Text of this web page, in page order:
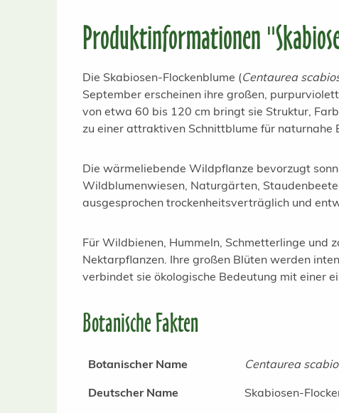
Produktinformationen
Die Skabiosen-Flockenblume (Centaurea
September erscheinen ihre großen,
von etwa 60 bis 120 cm bringt sie Struktur,
zu einer attraktiven Schnittblume für naturnahe
Die wärmeliebende Wildpflanze bevorzugt
Wildblumenwiesen, Naturgärten,
ausgesprochen trockenheitsverträglich und
Für Wildbienen, Hummeln, Schmetterlinge und
Nektarpflanzen. Ihre großen Blüten werden
verbindet sie ökologische Bedeutung mit einer
Botanische Fakten
Botanischer Name
Centaurea
Deutscher Name
Skabiosen-